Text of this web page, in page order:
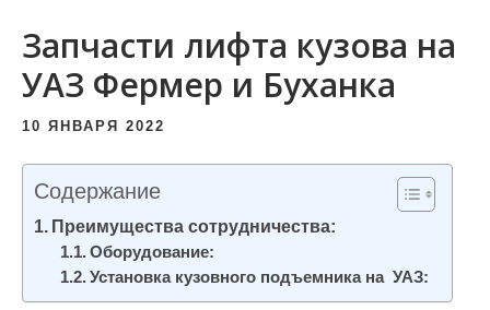
Запчасти лифта кузова на
УАЗ Фермер и Буханка
10 ЯНВАРЯ 2022
Содержание
Преимущества сотрудничества:
Оборудование:
Установка кузовного подъемника на УАЗ: